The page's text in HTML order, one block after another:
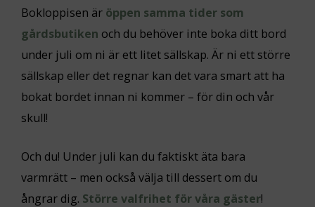
Bokloppisen är öppen samma tider som
gårdsbutiken och du behöver inte boka ditt bord
under juli om ni är ett litet sällskap. Är ni ett större
sällskap eller det regnar kan det vara smart att ha
bokat bordet innan ni kommer – för din och vår
skull!
Och du! Under juli kan du faktiskt äta bara
varmrätt – men också välja till dessert om du
ångrar dig. Större valfrihet för våra gäster!